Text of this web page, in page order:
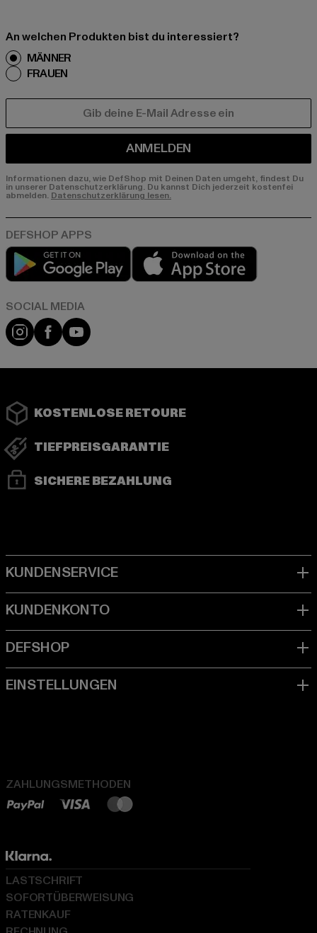
An welchen Produkten bist du interessiert?
MÄNNER
FRAUEN
ANMELDEN
Informationen dazu, wie DefShop mit Deinen Daten umgeht, findest Du
in unserer Datenschutzerklärung. Du kannst Dich jederzeit kostenfei
abmelden. Datenschutzerklärung lesen.
Play market
Instagram
FacebookYouTube
KOSTENLOSE RETOURE
TIEFPREISGARANTIE
SICHERE BEZAHLUNG
ZAHLUNGSMETHODEN
LASTSCHRIFT
SOFORTÜBERWEISUNG
RATENKAUF